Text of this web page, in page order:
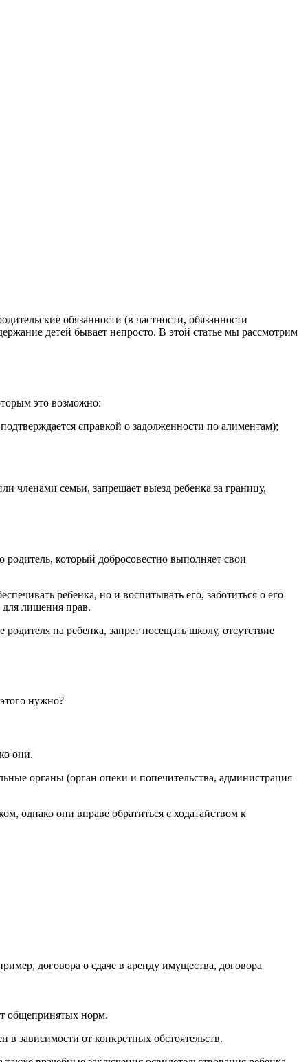
обязанности (в частности, обязанности
детей бывает непросто. В этой статье мы рассмотрим
это возможно:
справкой о задолженности по алиментам);
членами семьи, запрещает выезд ребенка за границу,
который добросовестно выполняет свои
ребенка, но и воспитывать его, заботиться о его
для лишения прав.
на ребенка, запрет посещать школу, отсутствие
нужно?
они.
органы (орган опеки и попечительства, администрация
однако они вправе обратиться с ходатайством к
договора о сдаче в аренду имущества, договора
общепринятых норм.
зависимости от конкретных обстоятельств.